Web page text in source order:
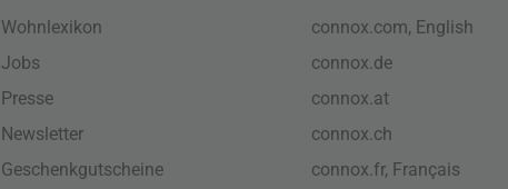
Wohnlexikon
Jobs
Presse
Newsletter
Geschenkgutscheine
connox.com, English
connox.de
connox.at
connox.ch
connox.fr, Français